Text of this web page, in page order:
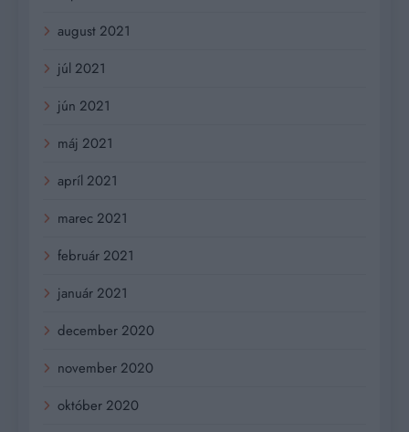
august 2021
júl 2021
jún 2021
máj 2021
apríl 2021
marec 2021
február 2021
január 2021
december 2020
november 2020
október 2020